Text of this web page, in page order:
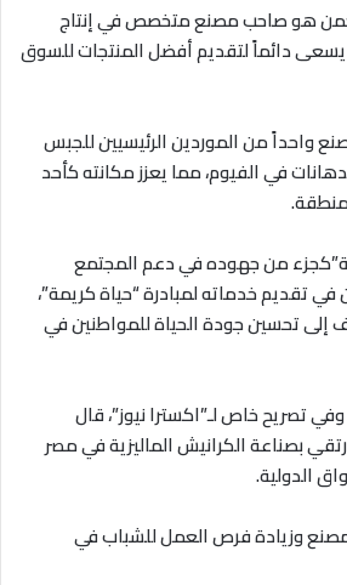
هو صاحب مصنع متخصص في إنتاج
يسعى دائماً لتقديم أفضل المنتجات للسوق
واحداً من الموردين الرئيسيين للجبس
في الفيوم، مما يعزز مكانته كأحد
من جهوده في دعم المجتمع
تقديم خدماته لمبادرة “حياة كريمة”،
إلى تحسين جودة الحياة للمواطنين في
تصريح خاص لـ”اكسترا نيوز”، قال
بصناعة الكرانيش الماليزية في مصر
الدولية.
وزيادة فرص العمل للشباب في